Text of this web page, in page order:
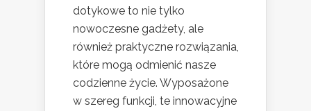
dotykowe to nie tylko
nowoczesne gadżety, ale
również praktyczne rozwiązania,
które mogą odmienić nasze
codzienne życie. Wyposażone
w szereg funkcji, te innowacyjne